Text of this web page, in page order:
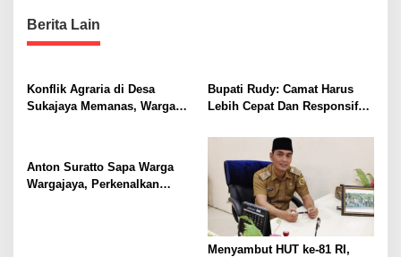
n
v
i
a
t
Berita Lain
Konflik Agraria di Desa
Sukajaya Memanas, Warga
Bupati Rudy: Camat Harus
Lebih Cepat Dan Responsif
Anton Suratto Sapa Warga
Wargajaya, Perkenalkan
Menyambut HUT ke-81 RI,